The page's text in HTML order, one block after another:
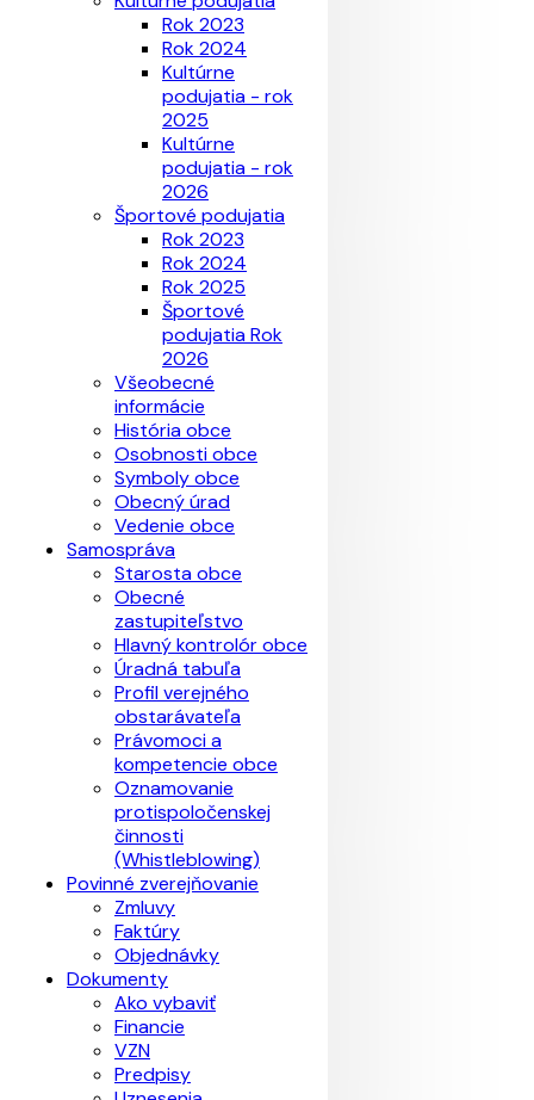
Rok 2023
Rok 2024
Kultúrne
podujatia - rok
2025
Kultúrne
podujatia - rok
2026
Športové podujatia
Rok 2023
Rok 2024
Rok 2025
Športové
podujatia Rok
2026
Všeobecné
informácie
História obce
Osobnosti obce
Symboly obce
Obecný úrad
Vedenie obce
Samospráva
Starosta obce
Obecné
zastupiteľstvo
Hlavný kontrolór obce
Úradná tabuľa
Profil verejného
obstarávateľa
Právomoci a
kompetencie obce
Oznamovanie
protispoločenskej
činnosti
(Whistleblowing)
Povinné zverejňovanie
Zmluvy
Faktúry
Objednávky
Dokumenty
Ako vybaviť
Financie
VZN
Predpisy